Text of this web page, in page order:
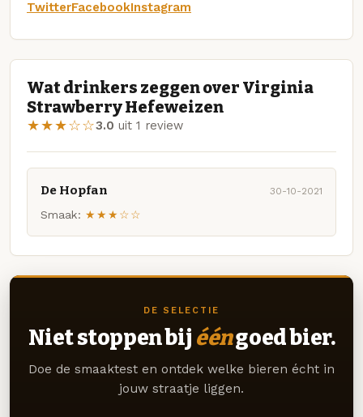
TwitterFacebookInstagram
Wat drinkers zeggen over Virginia
Strawberry Hefeweizen
★★★☆☆3.0 uit 1 review
De Hopfan 30-10-2021
Smaak: ★★★☆☆
DE SELECTIE
Niet stoppen bij ééngoed bier.
Doe de smaaktest en ontdek welke bieren écht in
jouw straatje liggen.